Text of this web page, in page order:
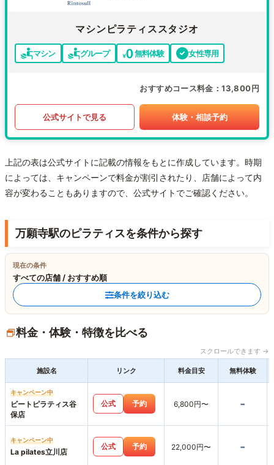
マシンピラティススタジオ
マシン グループ 無料体験 女性専用
おすすめコース料金 13,800円
公式サイトで見る 体験・相談予約
上記の表は公式サイトに記載の情報をもとに作成しています。時期
によっては、キャンペーンで料金が割引されたり、店舗によって内
容が変わることもありますので、公式サイトでご確認ください。
万願寺駅のピラティスを条件から探す
現在の条件
すべての店舗 / おすすめ順
条件を絞り込む
料金・体験・特徴を比べる
スクロールできます →
施設名 リンク 料金目安 無料体験
キャンペーン中
ビートピラティス谷
保店
公式 予約 6,800円〜 -
キャンペーン中
La pilates立川店
公式 予約 22,000円〜 -